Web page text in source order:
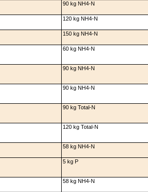
90 kg NH4-N
120 kg NH4-N
150 kg NH4-N
60 kg NH4-N
90 kg NH4-N
90 kg NH4-N
90 kg Total-N
120 kg Total-N
58 kg NH4-N
5 kg P
58 kg NH4-N